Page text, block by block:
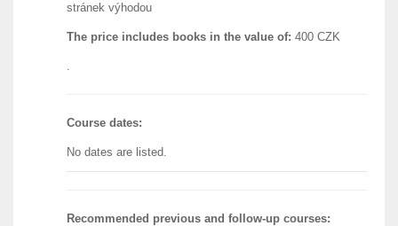
stránek výhodou
The price includes books in the value of: 400 CZK
.
Course dates:
No dates are listed.
Recommended previous and follow-up courses: